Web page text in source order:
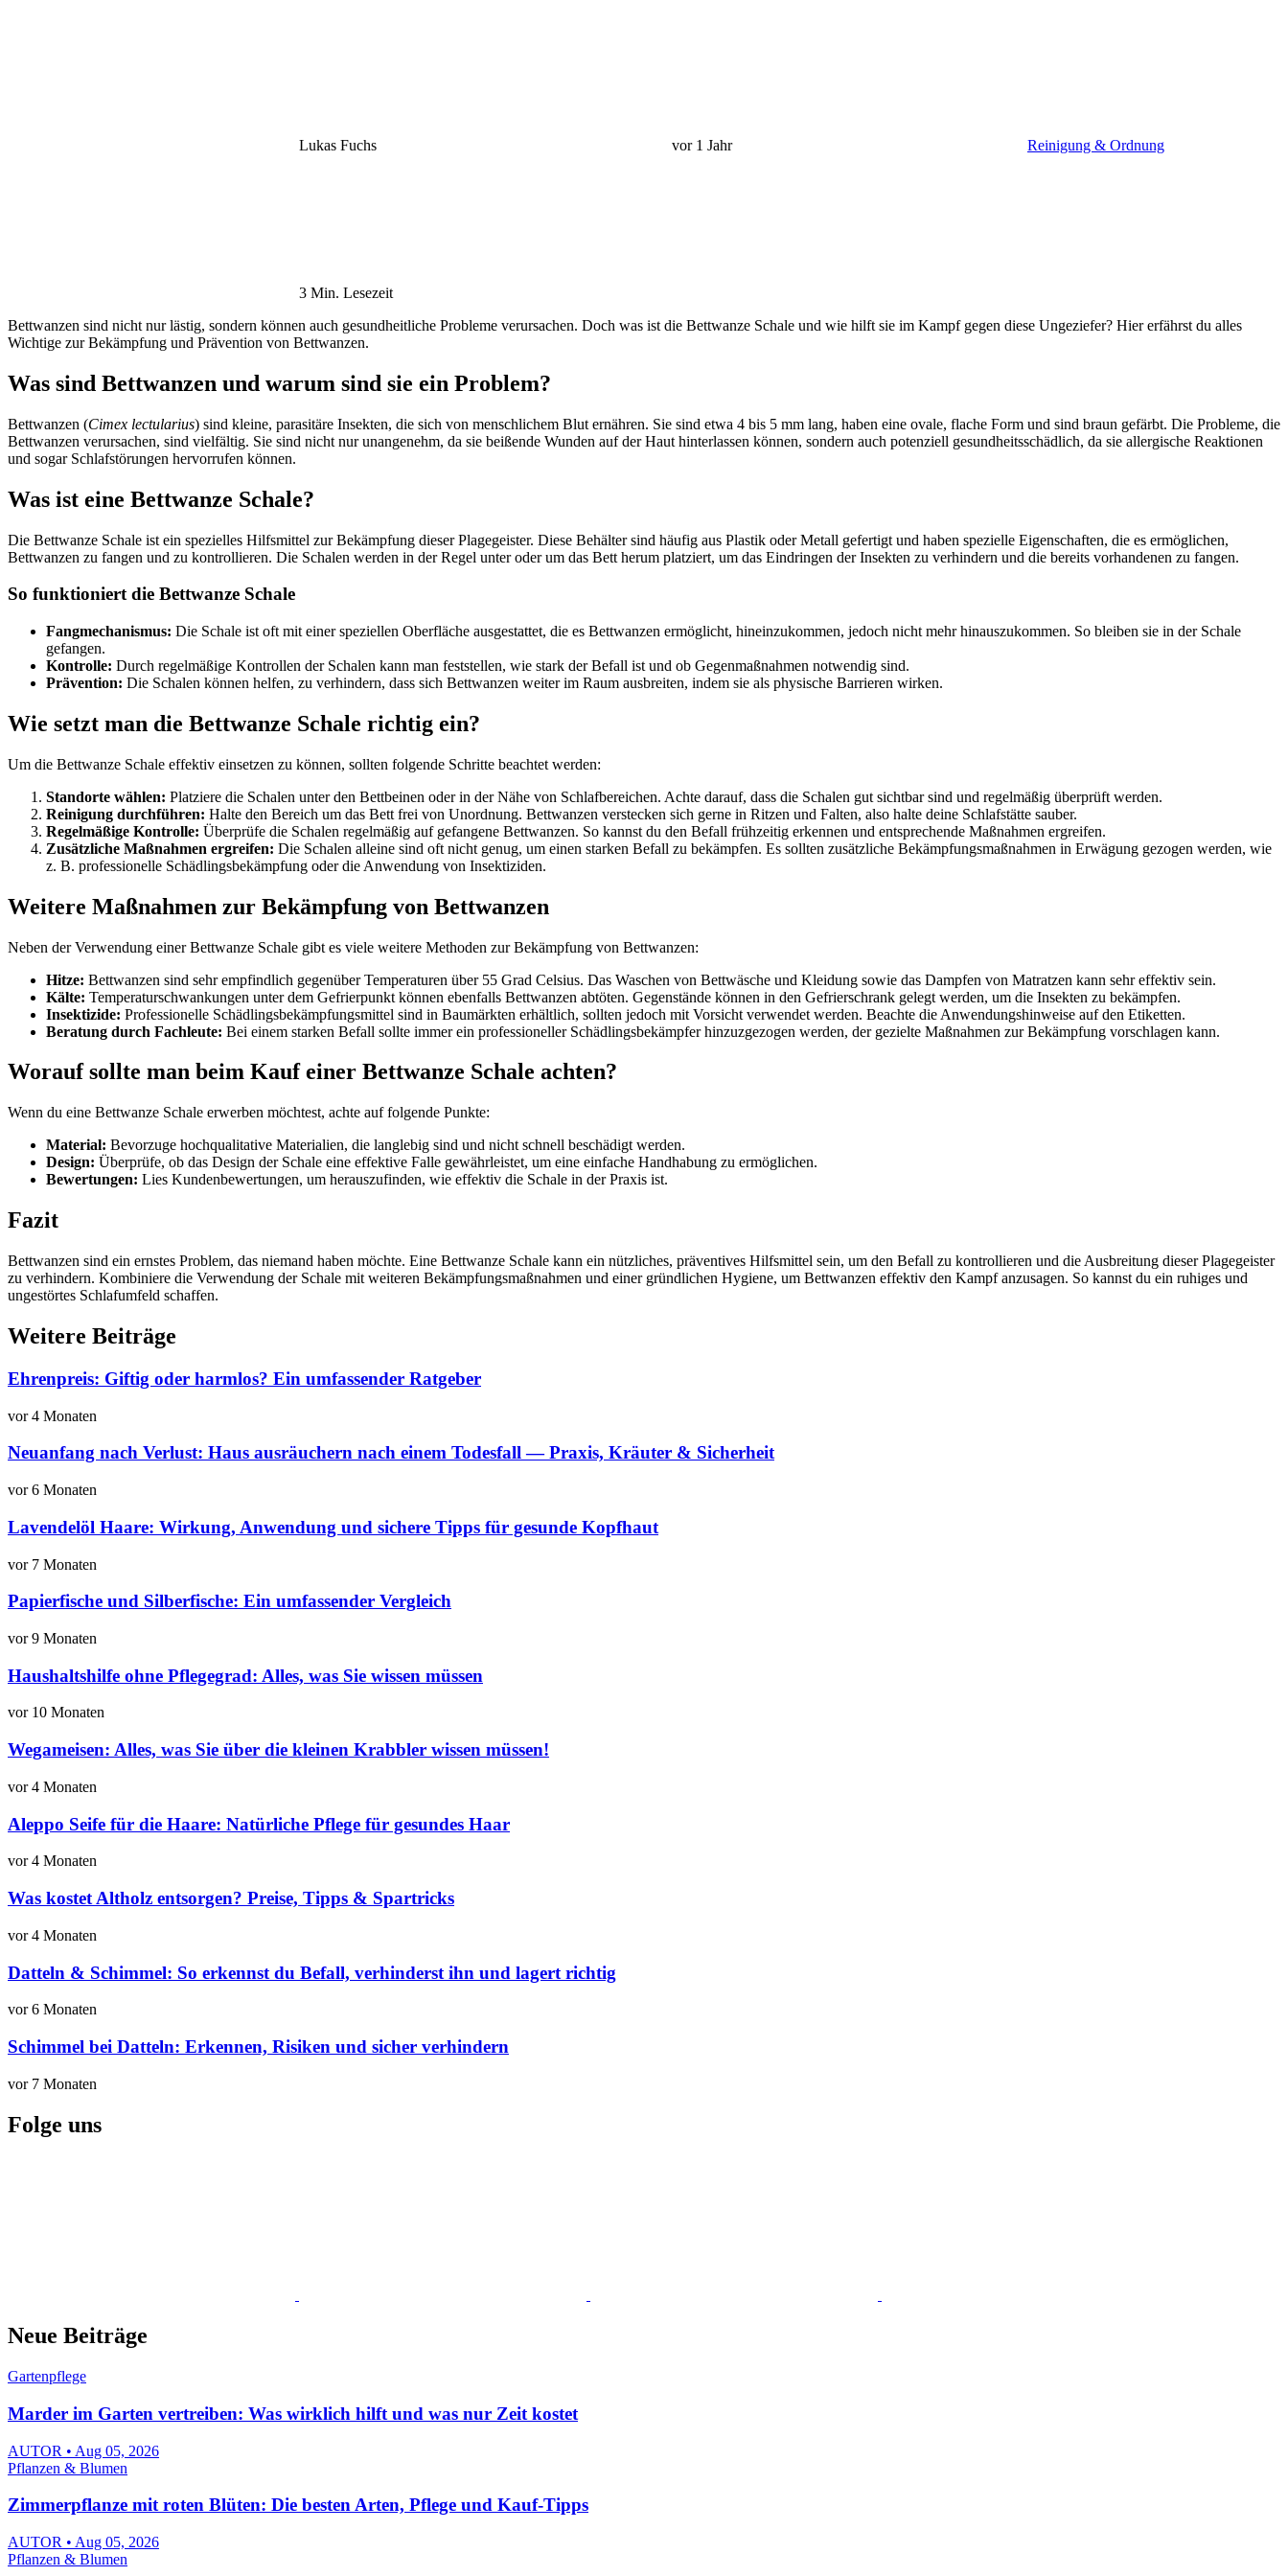
Lukas Fuchs vor 1 Jahr Reinigung & Ordnung
3 Min. Lesezeit
Bettwanzen sind nicht nur lästig, sondern können auch gesundheitliche Probleme verursachen. Doch was ist die Bettwanze Schale und wie hilft sie im Kampf gegen diese Ungeziefer? Hier erfährst du alles
Wichtige zur Bekämpfung und Prävention von Bettwanzen.
Was sind Bettwanzen und warum sind sie ein Problem?
Bettwanzen (Cimex lectularius) sind kleine, parasitäre Insekten, die sich von menschlichem Blut ernähren. Sie sind etwa 4 bis 5 mm lang, haben eine ovale, flache Form und sind braun gefärbt. Die Probleme, die
Bettwanzen verursachen, sind vielfältig. Sie sind nicht nur unangenehm, da sie beißende Wunden auf der Haut hinterlassen können, sondern auch potenziell gesundheitsschädlich, da sie allergische Reaktionen
und sogar Schlafstörungen hervorrufen können.
Was ist eine Bettwanze Schale?
Die Bettwanze Schale ist ein spezielles Hilfsmittel zur Bekämpfung dieser Plagegeister. Diese Behälter sind häufig aus Plastik oder Metall gefertigt und haben spezielle Eigenschaften, die es ermöglichen,
Bettwanzen zu fangen und zu kontrollieren. Die Schalen werden in der Regel unter oder um das Bett herum platziert, um das Eindringen der Insekten zu verhindern und die bereits vorhandenen zu fangen.
So funktioniert die Bettwanze Schale
Fangmechanismus: Die Schale ist oft mit einer speziellen Oberfläche ausgestattet, die es Bettwanzen ermöglicht, hineinzukommen, jedoch nicht mehr hinauszukommen. So bleiben sie in der Schale
gefangen.
Kontrolle: Durch regelmäßige Kontrollen der Schalen kann man feststellen, wie stark der Befall ist und ob Gegenmaßnahmen notwendig sind.
Prävention: Die Schalen können helfen, zu verhindern, dass sich Bettwanzen weiter im Raum ausbreiten, indem sie als physische Barrieren wirken.
Wie setzt man die Bettwanze Schale richtig ein?
Um die Bettwanze Schale effektiv einsetzen zu können, sollten folgende Schritte beachtet werden:
Standorte wählen: Platziere die Schalen unter den Bettbeinen oder in der Nähe von Schlafbereichen. Achte darauf, dass die Schalen gut sichtbar sind und regelmäßig überprüft werden.
Reinigung durchführen: Halte den Bereich um das Bett frei von Unordnung. Bettwanzen verstecken sich gerne in Ritzen und Falten, also halte deine Schlafstätte sauber.
Regelmäßige Kontrolle: Überprüfe die Schalen regelmäßig auf gefangene Bettwanzen. So kannst du den Befall frühzeitig erkennen und entsprechende Maßnahmen ergreifen.
Zusätzliche Maßnahmen ergreifen: Die Schalen alleine sind oft nicht genug, um einen starken Befall zu bekämpfen. Es sollten zusätzliche Bekämpfungsmaßnahmen in Erwägung gezogen werden, wie
z. B. professionelle Schädlingsbekämpfung oder die Anwendung von Insektiziden.
Weitere Maßnahmen zur Bekämpfung von Bettwanzen
Neben der Verwendung einer Bettwanze Schale gibt es viele weitere Methoden zur Bekämpfung von Bettwanzen:
Hitze: Bettwanzen sind sehr empfindlich gegenüber Temperaturen über 55 Grad Celsius. Das Waschen von Bettwäsche und Kleidung sowie das Dampfen von Matratzen kann sehr effektiv sein.
Kälte: Temperaturschwankungen unter dem Gefrierpunkt können ebenfalls Bettwanzen abtöten. Gegenstände können in den Gefrierschrank gelegt werden, um die Insekten zu bekämpfen.
Insektizide: Professionelle Schädlingsbekämpfungsmittel sind in Baumärkten erhältlich, sollten jedoch mit Vorsicht verwendet werden. Beachte die Anwendungshinweise auf den Etiketten.
Beratung durch Fachleute: Bei einem starken Befall sollte immer ein professioneller Schädlingsbekämpfer hinzuzgezogen werden, der gezielte Maßnahmen zur Bekämpfung vorschlagen kann.
Worauf sollte man beim Kauf einer Bettwanze Schale achten?
Wenn du eine Bettwanze Schale erwerben möchtest, achte auf folgende Punkte:
Material: Bevorzuge hochqualitative Materialien, die langlebig sind und nicht schnell beschädigt werden.
Design: Überprüfe, ob das Design der Schale eine effektive Falle gewährleistet, um eine einfache Handhabung zu ermöglichen.
Bewertungen: Lies Kundenbewertungen, um herauszufinden, wie effektiv die Schale in der Praxis ist.
Fazit
Bettwanzen sind ein ernstes Problem, das niemand haben möchte. Eine Bettwanze Schale kann ein nützliches, präventives Hilfsmittel sein, um den Befall zu kontrollieren und die Ausbreitung dieser Plagegeister
zu verhindern. Kombiniere die Verwendung der Schale mit weiteren Bekämpfungsmaßnahmen und einer gründlichen Hygiene, um Bettwanzen effektiv den Kampf anzusagen. So kannst du ein ruhiges und
ungestörtes Schlafumfeld schaffen.
Weitere Beiträge
Ehrenpreis: Giftig oder harmlos? Ein umfassender Ratgeber
vor 4 Monaten
Neuanfang nach Verlust: Haus ausräuchern nach einem Todesfall — Praxis, Kräuter & Sicherheit
vor 6 Monaten
Lavendelöl Haare: Wirkung, Anwendung und sichere Tipps für gesunde Kopfhaut
vor 7 Monaten
Papierfische und Silberfische: Ein umfassender Vergleich
vor 9 Monaten
Haushaltshilfe ohne Pflegegrad: Alles, was Sie wissen müssen
vor 10 Monaten
Wegameisen: Alles, was Sie über die kleinen Krabbler wissen müssen!
vor 4 Monaten
Aleppo Seife für die Haare: Natürliche Pflege für gesundes Haar
vor 4 Monaten
Was kostet Altholz entsorgen? Preise, Tipps & Spartricks
vor 4 Monaten
Datteln & Schimmel: So erkennst du Befall, verhinderst ihn und lagert richtig
vor 6 Monaten
Schimmel bei Datteln: Erkennen, Risiken und sicher verhindern
vor 7 Monaten
Folge uns
Neue Beiträge
Gartenpflege
Marder im Garten vertreiben: Was wirklich hilft und was nur Zeit kostet
AUTOR • Aug 05, 2026
Pflanzen & Blumen
Zimmerpflanze mit roten Blüten: Die besten Arten, Pflege und Kauf-Tipps
AUTOR • Aug 05, 2026
Pflanzen & Blumen